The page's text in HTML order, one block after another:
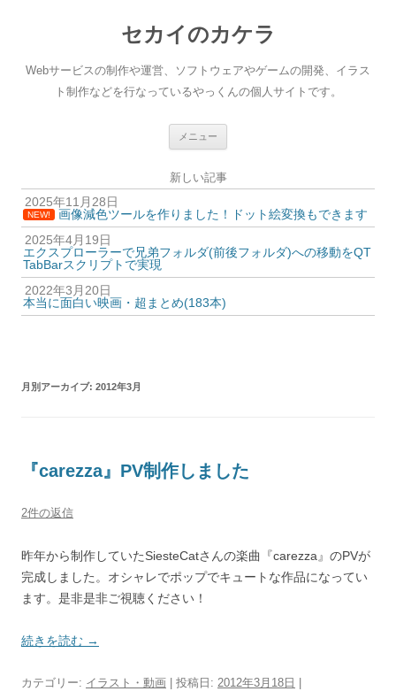
セカイのカケラ
Webサービスの制作や運営、ソフトウェアやゲームの開発、イラス
ト制作などを行なっているやっくんの個人サイトです。
メニュー
へ
キ
ッ
新しい記事
2025年11月28日
NEW!
画像減色ツールを作りました！ドット絵変換もできます
2025年4月19日
エクスプローラーで兄弟フォルダ(前後フォルダ)への移動をQT
TabBarスクリプトで実現
2022年3月20日
本当に面白い映画・超まとめ(183本)
月別アーカイブ: 2012年3月
『carezza』PV制作しました
2件の返信
昨年から制作していたSiesteCatさんの楽曲『carezza』のPVが
完成しました。オシャレでポップでキュートな作品になってい
ます。是非是非ご視聴ください！
続きを読む →
カテゴリー: イラスト・動画 | 投稿日: 2012年3月18日